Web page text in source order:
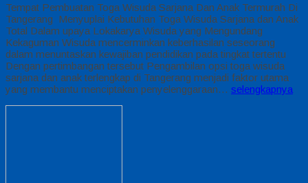
Tempat Pembuatan Toga Wisuda Sarjana Dan Anak Termurah Di
Tangerang Menyuplai Kebutuhan Toga Wisuda Sarjana dan Anak
Total Dalam upaya Lokakarya Wisuda yang Mengundang
Kekaguman Wisuda mencerminkan keberhasilan seseorang
dalam menuntaskan kewajiban pendidikan pada tingkat tertentu
Dengan pertimbangan tersebut Pengambilan opsi toga wisuda
sarjana dan anak terlengkap di Tangerang menjadi faktor utama
yang membantu menciptakan penyelenggaraan… selengkapnya